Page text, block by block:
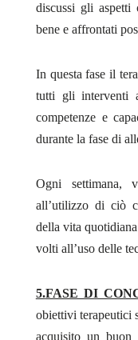
discussi gli
bene e affrontati
In questa fase il
tutti gli interventi
competenze e
durante la fase di
Ogni settimana,
all’utilizzo di ciò
della vita
volti all’uso delle
5.FASE DI
obiettivi terapeutici
acquisito un